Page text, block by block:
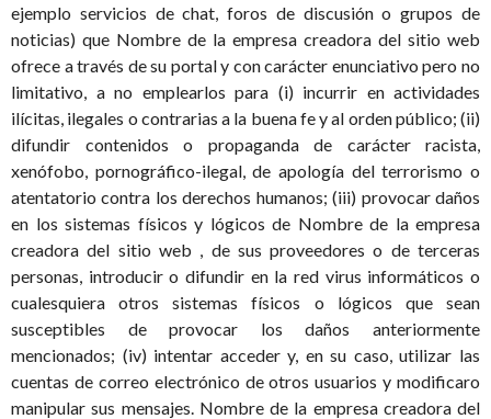
ejemplo servicios de chat, foros de discusión o grupos de
noticias) que Nombre de la empresa creadora del sitio web
ofrece a través de su portal y con carácter enunciativo pero no
limitativo, a no emplearlos para (i) incurrir en actividades
ilícitas, ilegales o contrarias a la buena fe y al orden público; (ii)
difundir contenidos o propaganda de carácter racista,
xenófobo, pornográfico-ilegal, de apología del terrorismo o
atentatorio contra los derechos humanos; (iii) provocar daños
en los sistemas físicos y lógicos de Nombre de la empresa
creadora del sitio web , de sus proveedores o de terceras
personas, introducir o difundir en la red virus informáticos o
cualesquiera otros sistemas físicos o lógicos que sean
susceptibles de provocar los daños anteriormente
mencionados; (iv) intentar acceder y, en su caso, utilizar las
cuentas de correo electrónico de otros usuarios y modificaro
manipular sus mensajes. Nombre de la empresa creadora del